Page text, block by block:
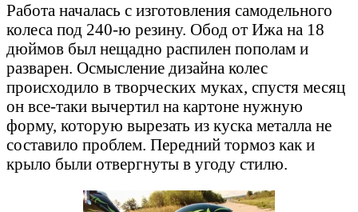
Работа началась с изготовления самодельного
колеса под 240-ю резину. Обод от Ижа на 18
дюймов был нещадно распилен пополам и
разварен. Осмысление дизайна колес
происходило в творческих муках, спустя месяц
он все-таки вычертил на картоне нужную
форму, которую вырезать из куска металла не
составило проблем. Передний тормоз как и
крыло были отвергнуты в угоду стилю.